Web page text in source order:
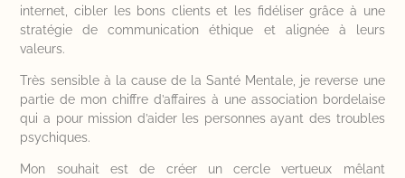
internet, cibler les bons clients et les fidéliser grâce à une
stratégie de communication éthique et alignée à leurs
valeurs.
Très sensible à la cause de la Santé Mentale, je reverse une
partie de mon chiffre d’affaires à une association bordelaise
qui a pour mission d’aider les personnes ayant des troubles
psychiques.
Mon souhait est de créer un cercle vertueux mêlant